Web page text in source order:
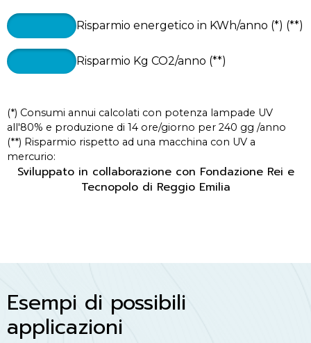
Risparmio energetico in KWh/anno (*) (**)
Risparmio Kg CO2/anno (**)
(*) Consumi annui calcolati con potenza lampade UV
all'80% e produzione di 14 ore/giorno per 240 gg /anno
(**) Risparmio rispetto ad una macchina con UV a
mercurio:
Sviluppato in collaborazione con Fondazione Rei e
Tecnopolo di Reggio Emilia
Esempi di possibili
applicazioni